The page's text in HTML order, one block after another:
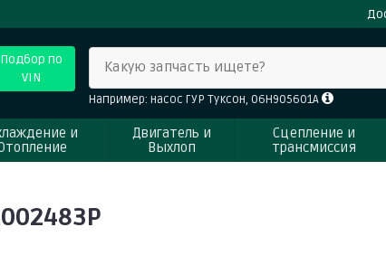
Подбор по
VIN
Какую запчасть ищете?
Например: насос ГУР Туксон, 06H905601A
и
Двигатель и
Выхлоп
Сцепление и
трансмиссия